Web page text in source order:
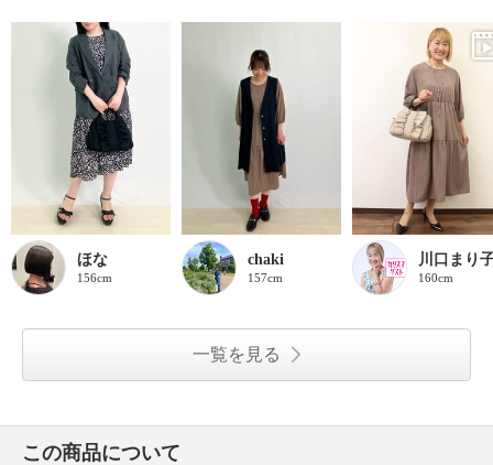
ほな
156cm
chaki
157cm
川口まり
160cm
一覧を見る
この商品について